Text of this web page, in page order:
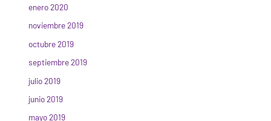
enero 2020
noviembre 2019
octubre 2019
septiembre 2019
julio 2019
junio 2019
mayo 2019